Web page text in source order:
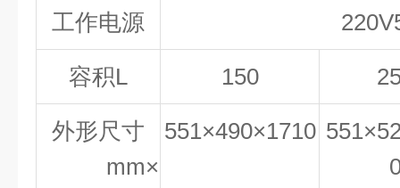
工作电源
容积L 150
外形尺寸
mm×
551×490×1710